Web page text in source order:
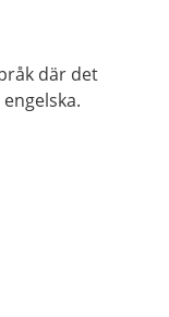
där det